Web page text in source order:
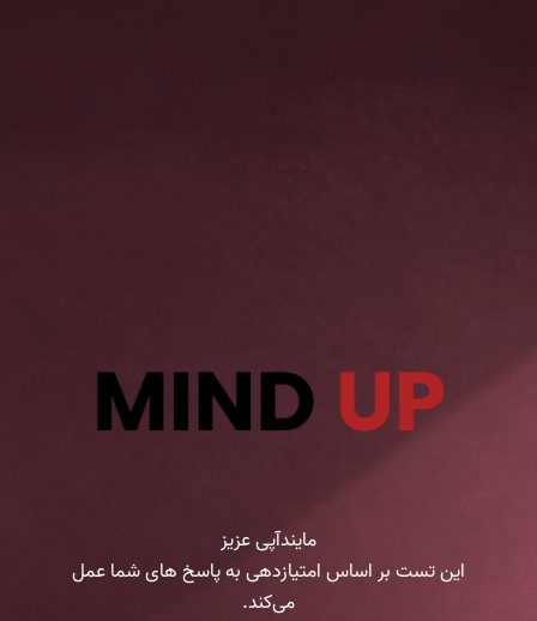
مایندآپی عزیز
این تست بر اساس امتیازدهی به پاسخ های شما عمل
می‌کند.